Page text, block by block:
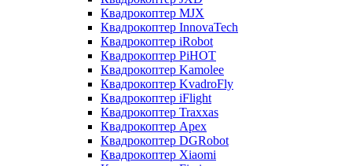
Квадрокоптер MJX
Квадрокоптер InnovaTech
Квадрокоптер iRobot
Квадрокоптер PiHOT
Квадрокоптер Kamolee
Квадрокоптер KvadroFly
Квадрокоптер iFlight
Квадрокоптер Traxxas
Квадрокоптер Apex
Квадрокоптер DGRobot
Квадрокоптер Xiaomi